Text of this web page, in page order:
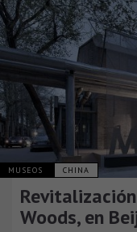
MUSEOS CHINA
Woods, en